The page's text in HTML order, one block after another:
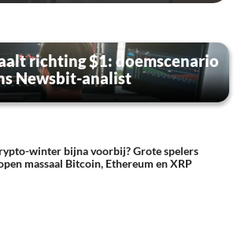
richting $1: doemscenario
Newsbit-analist
winter bijna voorbij? Grote spelers
massaal Bitcoin, Ethereum en XRP